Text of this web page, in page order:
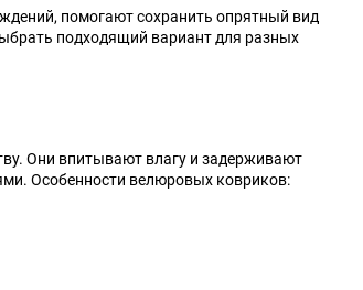
Hudson
LADA (ВАЗ)
помогают сохранить опрятный вид
подходящий вариант для разных
Они впитывают влагу и задерживают
Особенности велюровых ковриков: